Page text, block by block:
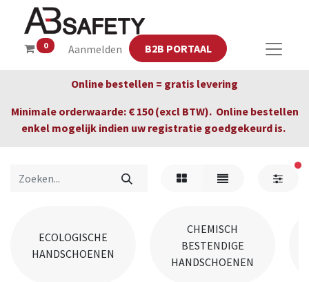
0 Aanmelden B2B PORTAAL
Online bestellen = gratis levering
Minimale orderwaarde: € 150 (excl BTW). Online bestellen
enkel mogelijk indien uw registratie goedgekeurd is.
ECOLOGISCHE
HANDSCHOENEN
CHEMISCH
BESTENDIGE
HANDSCHOENEN